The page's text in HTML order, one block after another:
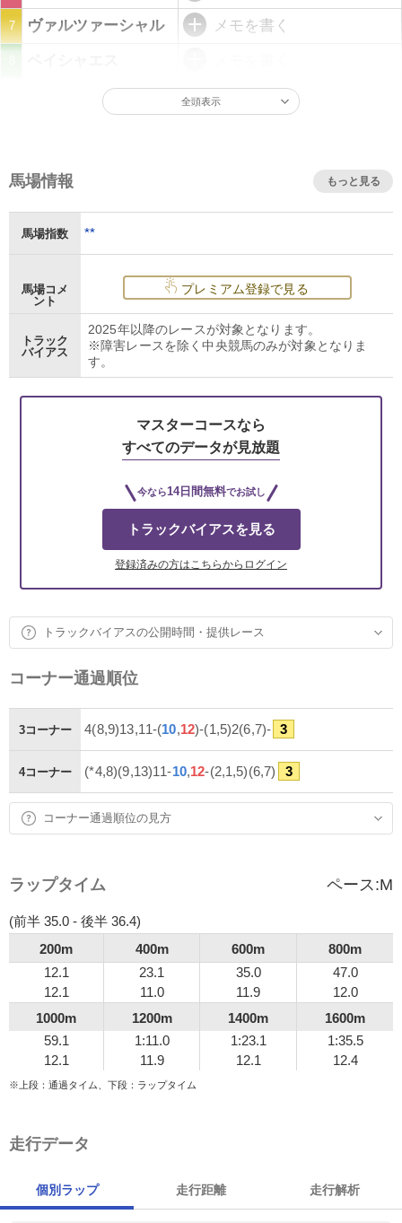
7 ヴァルツァーシャル メモを書く
全頭表示
馬場情報 もっと見る
馬場指数 **
馬場コメ
ント
プレミアム登録で見る
トラック
バイアス
2025年以降のレースが対象となります。
※障害レースを除く中央競馬のみが対象となりま
す。
マスターコースなら
すべてのデータが見放題
今なら14日間無料でお試し
トラックバイアスを見る
登録済みの方はこちらからログイン
トラックバイアスの公開時間・提供レース
コーナー通過順位
3コーナー 4(8,9)13,11-(10,12)-(1,5)2(6,7)- 3
4コーナー (*4,8)(9,13)11-10,12-(2,1,5)(6,7) 3
コーナー通過順位の見方
ラップタイム ペース:M
(前半 35.0 - 後半 36.4)
200m
400m 600m
800m
12.1
12.1
23.1
11.0
35.0
11.9
47.0
12.0
1000m
1200m 1400m
1600m
59.1
12.1
1:11.0
11.9
1:23.1
12.1
1:35.5
12.4
※上段：通過タイム、下段：ラップタイム
走行データ
個別ラップ 走行距離 走行解析